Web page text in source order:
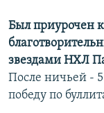
СОЦИАЛЬНЫЕ СЕТИ
Был приурочен
звездами НХЛ
После ничьей -
победу по